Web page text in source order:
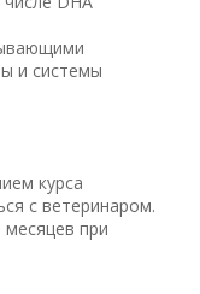
и системы
курса
с ветеринаром.
при